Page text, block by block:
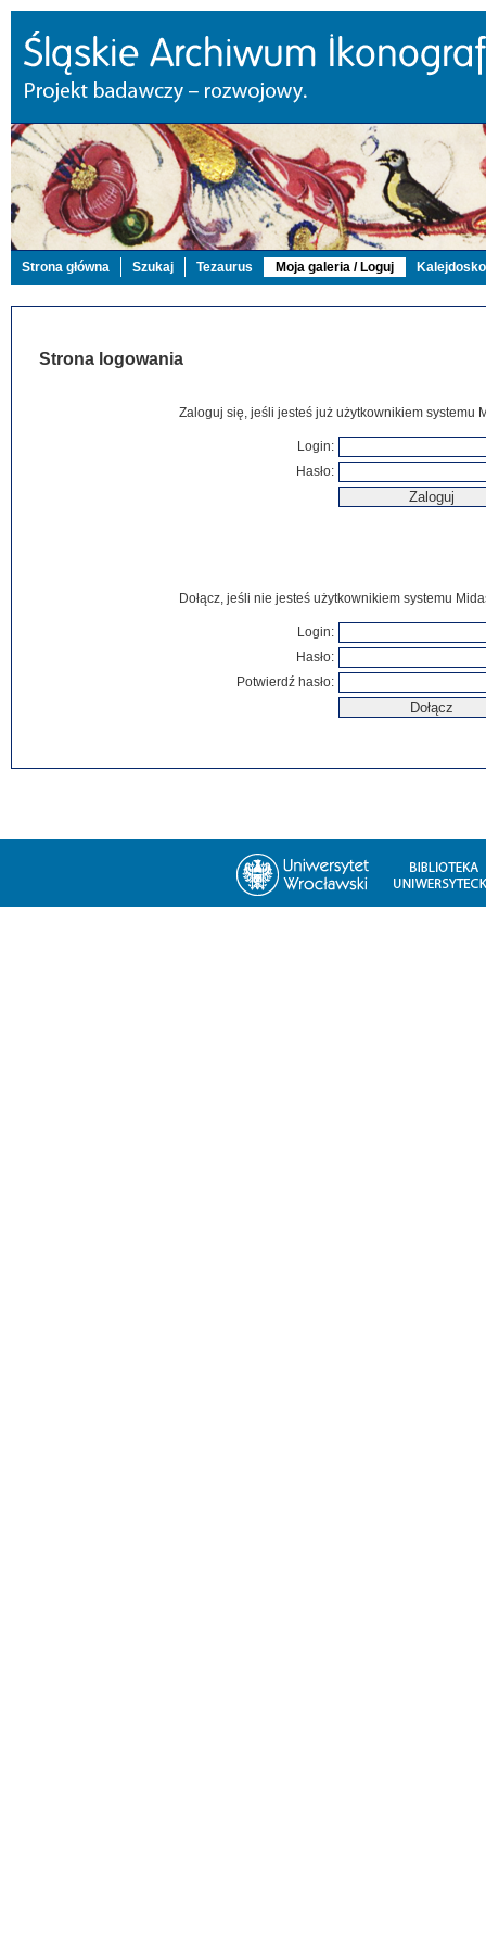
Strona główna Szukaj Tezaurus Moja galeria / Loguj
Strona logowania
Zaloguj się, jeśli jesteś już użytkownikiem systemu
Login:
Hasło:
Dołącz, jeśli nie jesteś użytkownikiem systemu
Login:
Hasło:
Potwierdź hasło: